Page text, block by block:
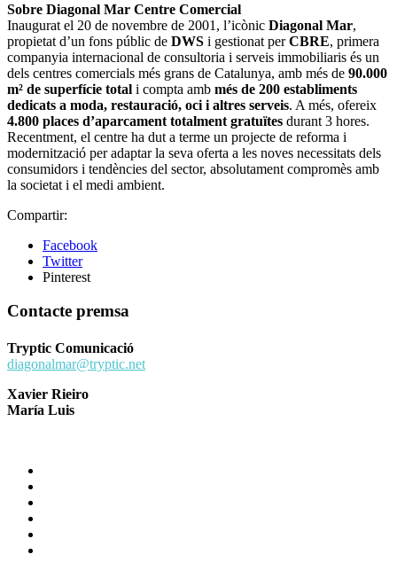
Sobre Diagonal Mar Centre Comercial
Inaugurat el 20 de novembre de 2001, l’icònic Diagonal Mar,
propietat d’un fons públic de DWS i gestionat perCBRE, primera
companyia internacional de consultoria i serveis immobiliaris és un
dels centres comercials més grans de Catalunya, amb més de 90.000
m² de superfície total i compta amb més de 200 establiments
dedicats a moda, restauració, oci i altres serveis. A més, ofereix
4.800 places d’aparcament totalment gratuïtes durant 3 hores.
Recentment, el centre ha dut a terme un projecte de reforma i
modernització per adaptar la seva oferta a les noves necessitats dels
consumidors i tendències del sector, absolutament compromès amb
la societat i el medi ambient.
Compartir:
Facebook
Twitter
Pinterest
Contacte premsa
Tryptic Comunicació
diagonalmar@tryptic.net
Xavier Rieiro
María Luis